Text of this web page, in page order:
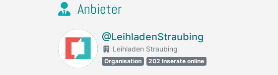
Anbieter
@LeihladenStraubing
Leihladen Straubing
Organisation 202 Inserate online